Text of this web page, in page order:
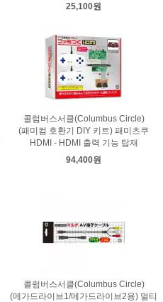
25,100원
콜럼버스서클(Columbus Circle)
(패미컴 호환기 DIY 키트) 패미츠쿠
HDMI - HDMI 출력 기능 탑재
94,400원
콜럼버스서클(Columbus Circle)
(메가드라이브1/메가드라이브2용) 멀티